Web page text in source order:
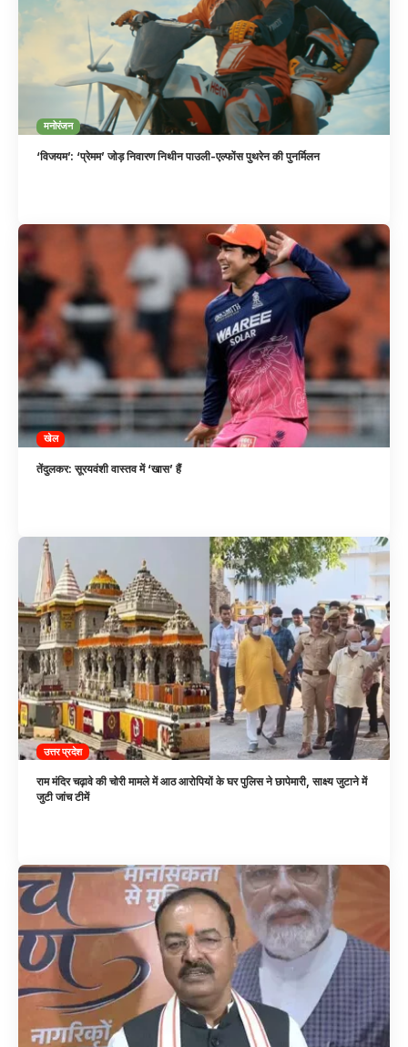
मनोरंजन
‘विजयम’: ‘प्रेमम’ जोड़ निवारण निथीन पाउली-एल्फोंस पुथरेन की पुनर्मिलन
खेल
तेंदुलकर: सूरयवंशी वास्तव में ‘खास’ हैं
उत्तर प्रदेश
राम मंदिर चढ़ावे की चोरी मामले में आठ आरोपियों के घर पुलिस ने छापेमारी, साक्ष्य जुटाने में
जुटी जांच टीमें